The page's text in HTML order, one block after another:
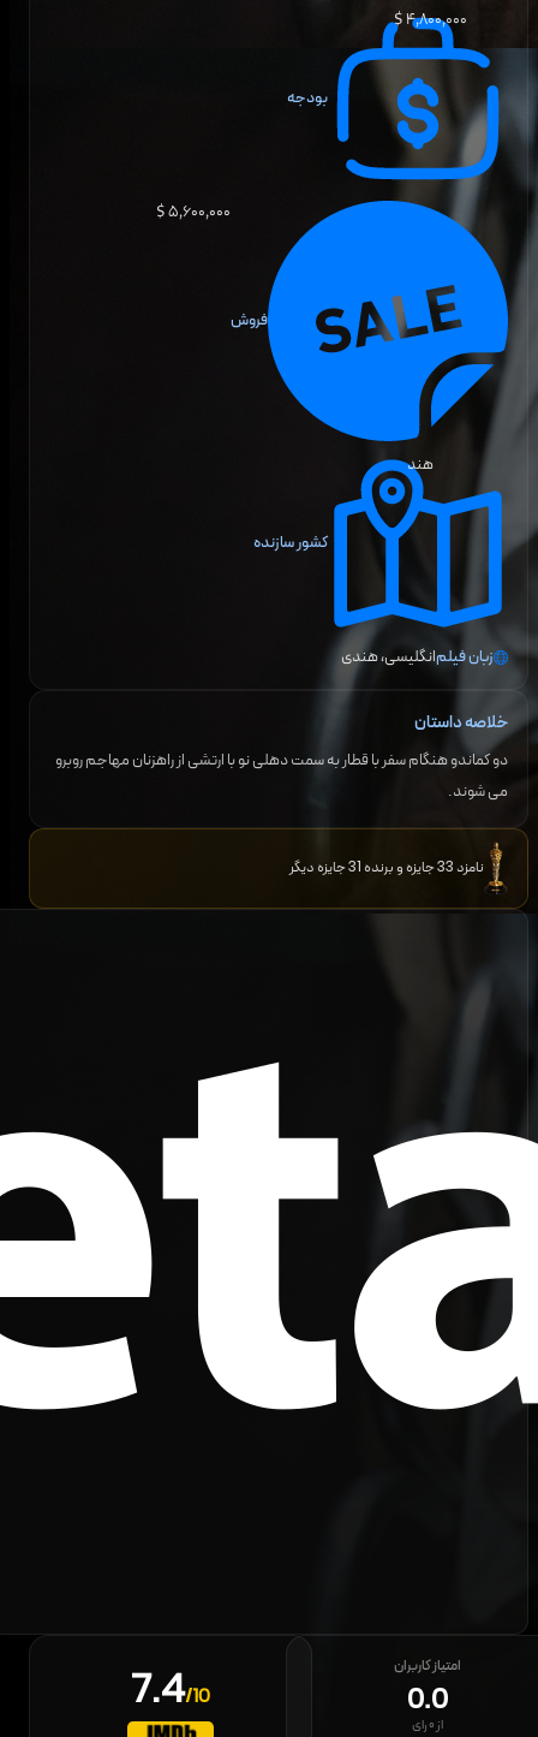
بودجه
۴٬۸۰۰٬۰۰۰ $
فروش
۵٬۶۰۰٬۰۰۰ $
کشور سازنده
هند
زبان فیلمانگلیسی، هندی
خلاصه داستان
دو کماندو هنگام سفر با قطار به سمت دهلی نو با ارتشی از راهزنان مهاجم روبرو
می شوند.
نامزد 33 جایزه و برنده 31 جایزه دیگر
7.4/10
امتیاز کاربران
0.0
از۰رای